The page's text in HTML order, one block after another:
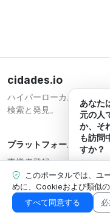
cidades.io
ハイパーローカルな
検索と発見。
プラットフォーム
事業者登録
プラン
お問い合わせ
事業者エリア
このポータルでは、ユ
めに、Cookieおよび類似
すべて同意する
あなた
元の人
か、そ
も訪問
すか？
あなた
に合わ
示内容
します。